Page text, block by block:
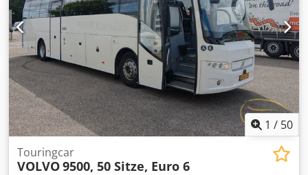
1 / 50
Touringcar
VOLVO9500, 50 Sitze, Euro 6